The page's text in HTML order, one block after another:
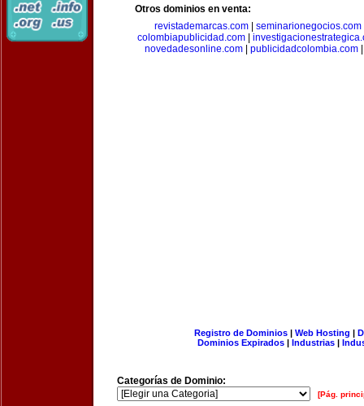
Otros dominios en venta:
revistademarcas.com
seminarionegocios.com
colombiapublicidad.com
novedadesonline.com
publicidadcolombia.com
Registro de Dominios| Web Hosting |
Dominios Expirados | Industrias |
Categorías de Dominio:
[Pág.